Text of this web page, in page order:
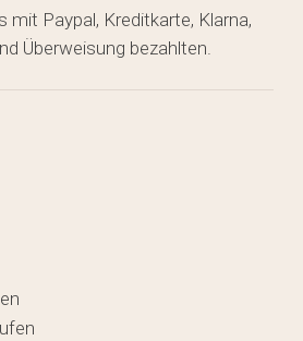
mit Paypal, Kreditkarte, Klarna,
Überweisung bezahlten.